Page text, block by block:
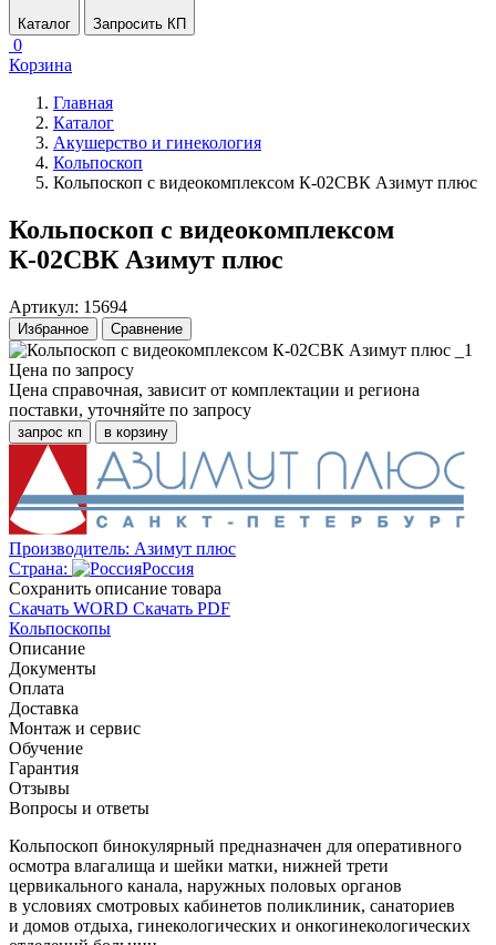
Каталог Запросить КП
0
Корзина
Главная
Каталог
Акушерство и гинекология
Кольпоскоп
Кольпоскоп с видеокомплексом К-02СВК Азимут плюс
Кольпоскоп с видеокомплексом
К-02СВК Азимут плюс
Артикул: 15694
Избранное Сравнение
Цена по запросу
Цена справочная, зависит от комплектации и региона
поставки, уточняйте по запросу
запрос кп в корзину
Производитель: Азимут плюс
Страна:
Россия
Cохранить описание товара
Скачать WORD Скачать PDF
Кольпоскопы
Описание
Документы
Оплата
Доставка
Монтаж и сервис
Обучение
Гарантия
Отзывы
Вопросы и ответы
Кольпоскоп бинокулярный предназначен для оперативного
осмотра влагалища и шейки матки, нижней трети
цервикального канала, наружных половых органов
в условиях смотровых кабинетов поликлиник, санаториев
и домов отдыха, гинекологических и онкогинекологических